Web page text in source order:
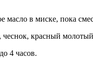
масло в миске, пока
красный
4 часов.